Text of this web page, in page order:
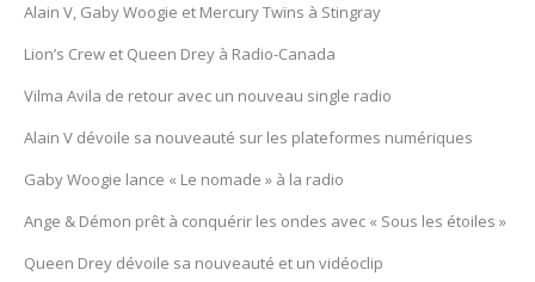
Alain V, Gaby Woogie et Mercury Twïns à Stingray
Lion’s Crew et Queen Drey à Radio-Canada
Vilma Avila de retour avec un nouveau single radio
Alain V dévoile sa nouveauté sur les plateformes numériques
Gaby Woogie lance « Le nomade » à la radio
Ange & Démon prêt à conquérir les ondes avec « Sous les étoiles »
Queen Drey dévoile sa nouveauté et un vidéoclip